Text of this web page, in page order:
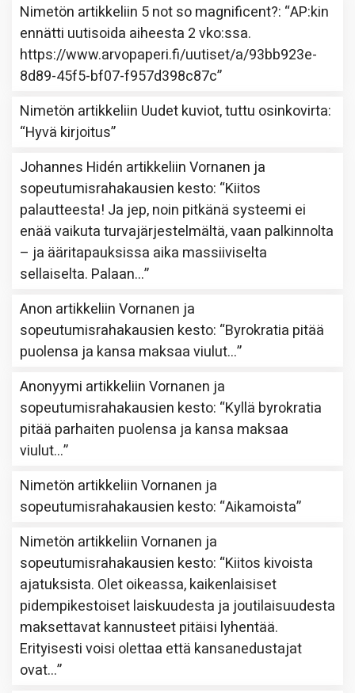
Nimetön artikkeliin 5 not so magnificent?: “AP:kin
ennätti uutisoida aiheesta 2 vko:ssa.
https://www.arvopaperi.fi/uutiset/a/93bb923e-
8d89-45f5-bf07-f957d398c87c”
Nimetön artikkeliin Uudet kuviot, tuttu osinkovirta:
“Hyvä kirjoitus”
Johannes Hidén artikkeliinVornanen ja
sopeutumisrahakausien kesto: “Kiitos
palautteesta! Ja jep, noin pitkänä systeemi ei
enää vaikuta turvajärjestelmältä, vaan palkinnolta
– ja ääritapauksissa aika massiiviselta
sellaiselta. Palaan…”
Anon artikkeliinVornanen ja
sopeutumisrahakausien kesto: “Byrokratia pitää
puolensa ja kansa maksaa viulut…”
Anonyymi artikkeliinVornanen ja
sopeutumisrahakausien kesto: “Kyllä byrokratia
pitää parhaiten puolensa ja kansa maksaa
viulut…”
Nimetön artikkeliinVornanen ja
sopeutumisrahakausien kesto: “Aikamoista”
Nimetön artikkeliinVornanen ja
sopeutumisrahakausien kesto: “Kiitos kivoista
ajatuksista. Olet oikeassa, kaikenlaisiset
pidempikestoiset laiskuudesta ja joutilaisuudesta
maksettavat kannusteet pitäisi lyhentää.
Erityisesti voisi olettaa että kansanedustajat
ovat…”